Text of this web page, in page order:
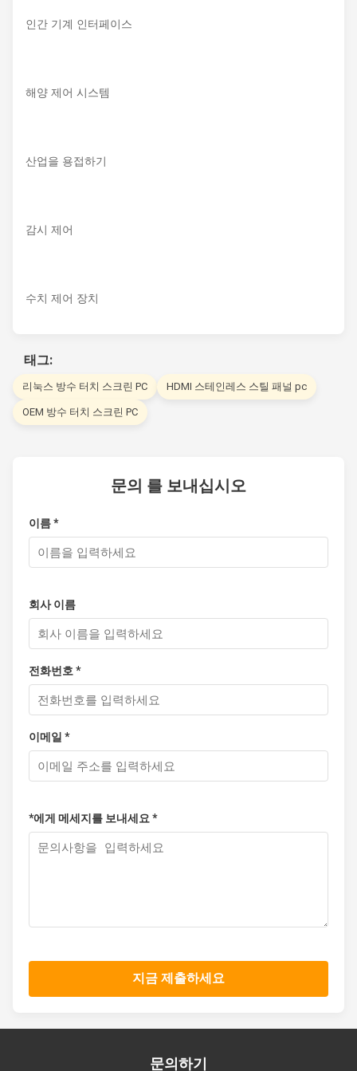
인간 기계 인터페이스
해양 제어 시스템
산업을 용접하기
감시 제어
수치 제어 장치
태그:
리눅스 방수 터치 스크린 PC HDMI 스테인레스 스틸 패널 pc
OEM 방수 터치 스크린 PC
문의 를 보내십시오
이름 *
회사 이름
전화번호 *
이메일 *
*에게 메세지를 보내세요 *
지금 제출하세요
문의하기